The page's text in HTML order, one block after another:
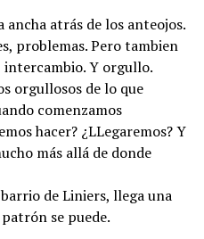
atrás de los anteojos.
problemas. Pero tambien
Y orgullo.
orgullosos de lo que
comenzamos
hacer? ¿LLegaremos? Y
más allá de donde
de Liniers, llega una
se puede.